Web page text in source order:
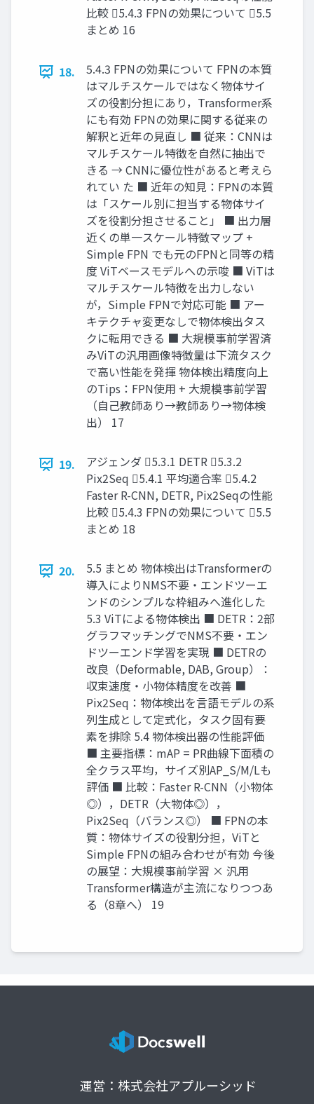
比較 5.4.3 FPNの効果について 5.5
まとめ 16
18.
5.4.3 FPNの効果について FPNの本質
はマルチスケールではなく物体サイ
ズの役割分担にあり，Transformer系
にも有効 FPNの効果に関する従来の
解釈と近年の見直し ■ 従来：CNNは
マルチスケール特徴を自然に抽出で
きる → CNNに優位性があると考えら
れてい た ■ 近年の知見：FPNの本質
は「スケール別に担当する物体サイ
ズを役割分担させること」 ■ 出力層
近くの単一スケール特徴マップ +
Simple FPN でも元のFPNと同等の精
度 ViTベースモデルへの示唆 ■ ViTは
マルチスケール特徴を出力しない
が，Simple FPNで対応可能 ■ アー
キテクチャ変更なしで物体検出タス
クに転用できる ■ 大規模事前学習済
みViTの汎用画像特徴量は下流タスク
で高い性能を発揮 物体検出精度向上
のTips：FPN使用 + 大規模事前学習
（自己教師あり→教師あり→物体検
出） 17
19.
アジェンダ 5.3.1 DETR 5.3.2
Pix2Seq 5.4.1 平均適合率 5.4.2
Faster R-CNN, DETR, Pix2Seqの性能
比較 5.4.3 FPNの効果について 5.5
まとめ 18
20.
5.5 まとめ 物体検出はTransformerの
導入によりNMS不要・エンドツーエ
ンドのシンプルな枠組みへ進化した
5.3 ViTによる物体検出 ■ DETR：2部
グラフマッチングでNMS不要・エン
ドツーエンド学習を実現 ■ DETRの
改良（Deformable, DAB, Group）：
収束速度・小物体精度を改善 ■
Pix2Seq：物体検出を言語モデルの系
列生成として定式化，タスク固有要
素を排除 5.4 物体検出器の性能評価
■ 主要指標：mAP = PR曲線下面積の
全クラス平均，サイズ別AP_S/M/Lも
評価 ■ 比較：Faster R-CNN（小物体
◎），DETR（大物体◎），
Pix2Seq（バランス◎） ■ FPNの本
質：物体サイズの役割分担，ViTと
Simple FPNの組み合わせが有効 今後
の展望：大規模事前学習 × 汎用
Transformer構造が主流になりつつあ
る（8章へ） 19
運営：株式会社アプルーシッド